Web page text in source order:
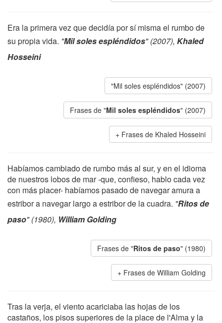
Era la primera vez que decidía por sí misma el rumbo de
su propia vida. "Mil soles espléndidos" (2007), Khaled
Hosseini
"Mil soles espléndidos" (2007)
Frases de "Mil soles espléndidos" (2007)
Frases de Khaled Hosseini
Habíamos cambiado de rumbo más al sur, y en el idioma
de nuestros lobos de mar -que, confieso, hablo cada vez
con más placer- habíamos pasado de navegar amura a
estribor a navegar largo a estribor de la cuadra. "Ritos de
paso" (1980), William Golding
Frases de "Ritos de paso" (1980)
Frases de William Golding
Tras la verja, el viento acariciaba las hojas de los
castaños, los pisos superiores de la place de l'Alma y la